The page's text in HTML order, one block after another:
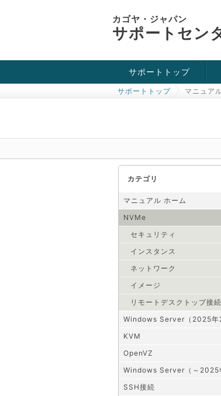
カゴヤ・ジャパン
サポートセン
サポートトップ
お役立ち情報
チュートリアル
障害・メンテナンス情報
サポートトップ マニュア
カテゴリ
マニュアル ホーム
NVMe
セキュリティ
インスタンス
ネットワーク
イメージ
リモートデスクトップ接続
Windows Server（2025年2
KVM
OpenVZ
Windows Server（～2025
SSH接続